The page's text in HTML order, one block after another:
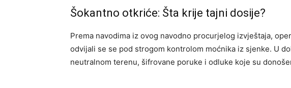
Šokantno otkriće: Šta krije tajni dosije?
Prema navodima iz ovog navodno procurjelog izvještaja,
odvijali se se pod strogom kontrolom moćnika iz sjenke. U
neutralnom terenu, šifrovane poruke i odluke koje su